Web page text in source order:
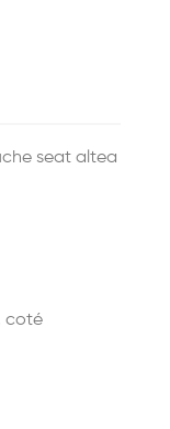
seat altea
coté